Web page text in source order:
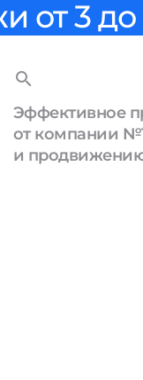
от 3 до
Эффективное
от компании
и